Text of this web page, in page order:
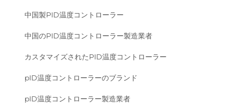
中国製PID温度コントローラー
中国のPID温度コントローラー製造業者
カスタマイズされたPID温度コントローラー
pID温度コントローラーのブランド
pID温度コントローラー製造業者